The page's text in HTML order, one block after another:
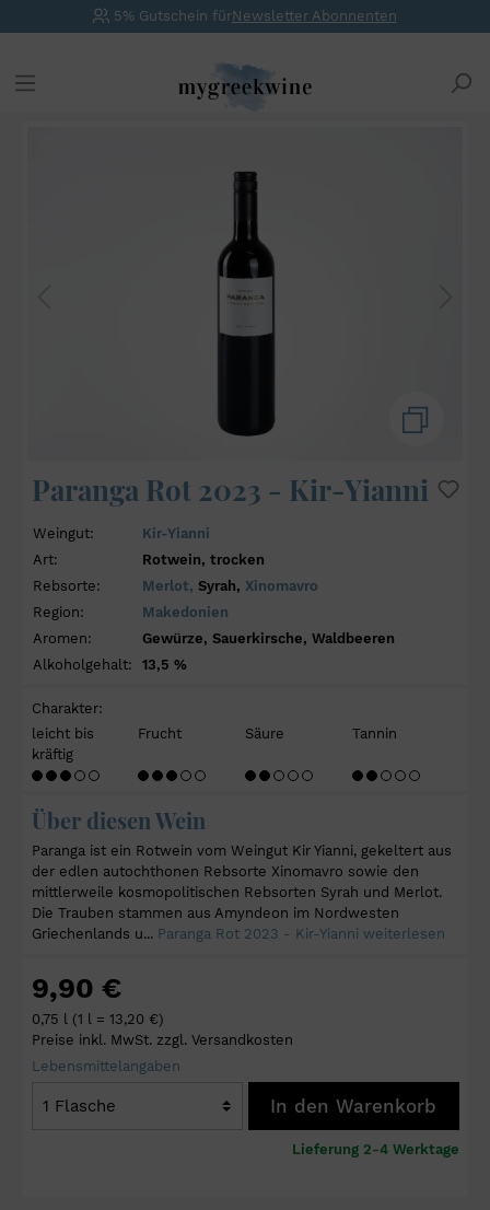
5% Gutschein fürNewsletter Abonnenten
Paranga Rot 2023 - Kir-Yianni
Weingut:
Kir-Yianni
Art:
Rotwein, trocken
Rebsorte:
Merlot, Syrah, Xinomavro
Region:
Makedonien
Aromen:
Gewürze, Sauerkirsche, Waldbeeren
Alkoholgehalt:
13,5 %
Charakter:
leicht bis
kräftig
Frucht Säure Tannin
Über diesen Wein
Paranga ist ein Rotwein vom Weingut Kir Yianni, gekeltert aus
der edlen autochthonen Rebsorte Xinomavro sowie den
mittlerweile kosmopolitischen Rebsorten Syrah und Merlot.
Die Trauben stammen aus Amyndeon im Nordwesten
Griechenlands u... Paranga Rot 2023 - Kir-Yianni weiterlesen
9,90 €
0,75 l (1 l = 13,20 €)
Preise inkl. MwSt. zzgl. Versandkosten
Lebensmittelangaben
In den Warenkorb
Lieferung 2-4 Werktage